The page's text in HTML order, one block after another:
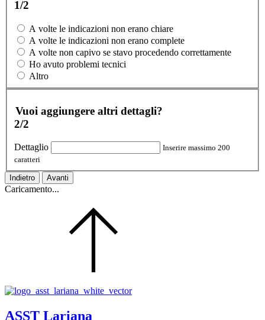
1/2
A volte le indicazioni non erano chiare
A volte le indicazioni non erano complete
A volte non capivo se stavo procedendo correttamente
Ho avuto problemi tecnici
Altro
Vuoi aggiungere altri dettagli?
2/2
Dettaglio
Inserire massimo 200
caratteri
Indietro Avanti
Caricamento...
ASST Lariana